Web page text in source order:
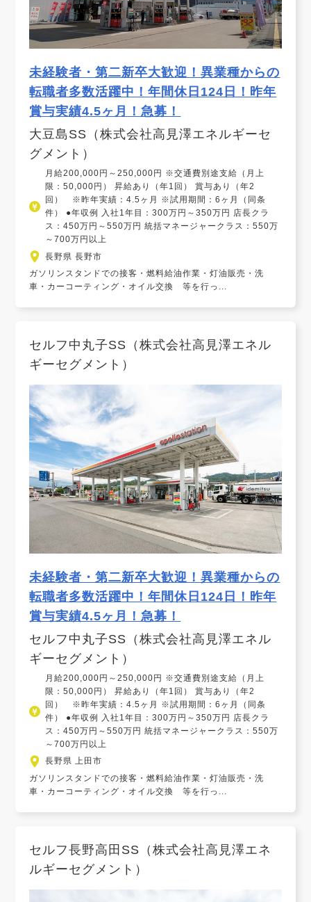
未経験者・第二新卒大歓迎！異業種からの
転職者多数活躍中！年間休日124日！昨年
賞与実績4.5ヶ月！急募！
大豆島SS（株式会社高見澤エネルギーセ
グメント）
月給200,000円～250,000円 ※交通費別途支給（月上
限：50,000円） 昇給あり（年1回） 賞与あり（年2
回） ※昨年実績：4.5ヶ月 ※試用期間：6ヶ月（同条
件） ●年収例 入社1年目：300万円～350万円 店長クラ
ス：450万円～550万円 統括マネージャークラス：550万
～700万円以上
長野県 長野市
ガソリンスタンドでの接客・燃料給油作業・灯油販売・洗
車・カーコーティング・オイル交換 等を行っ...
セルフ中丸子SS（株式会社高見澤エネル
ギーセグメント）
未経験者・第二新卒大歓迎！異業種からの
転職者多数活躍中！年間休日124日！昨年
賞与実績4.5ヶ月！急募！
セルフ中丸子SS（株式会社高見澤エネル
ギーセグメント）
月給200,000円～250,000円 ※交通費別途支給（月上
限：50,000円） 昇給あり（年1回） 賞与あり（年2
回） ※昨年実績：4.5ヶ月 ※試用期間：6ヶ月（同条
件） ●年収例 入社1年目：300万円～350万円 店長クラ
ス：450万円～550万円 統括マネージャークラス：550万
～700万円以上
長野県 上田市
ガソリンスタンドでの接客・燃料給油作業・灯油販売・洗
車・カーコーティング・オイル交換 等を行っ...
セルフ長野高田SS（株式会社高見澤エネ
ルギーセグメント）